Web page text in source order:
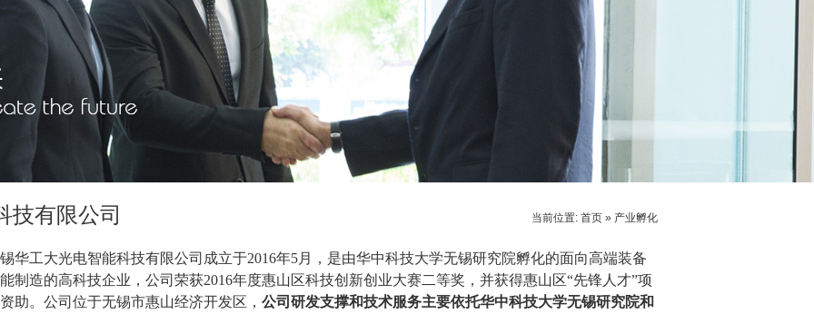
技有限公司 当前位置: 首页 » 产业孵化
华工大光电智能科技有限公司成立于2016年5月，是由华中科技大学无锡研究院孵化的面向高端装备
制造的高科技企业，公司荣获2016年度惠山区科技创新创业大赛二等奖，并获得惠山区“先锋人才”项
助。公司位于无锡市惠山经济开发区， 公司研发支撑和技术服务主要依托华中科技大学无锡研究院和